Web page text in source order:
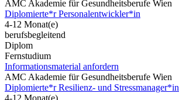
AMC Akademie für Gesundheitsberufe Wien
Diplomierte*r Personalentwickler*in
4-12 Monat(e)
berufsbegleitend
Diplom
Fernstudium
Informationsmaterial anfordern
AMC Akademie für Gesundheitsberufe Wien
Diplomierte*r Resilienz- und Stressmanager*in
4-12 Monat(e)